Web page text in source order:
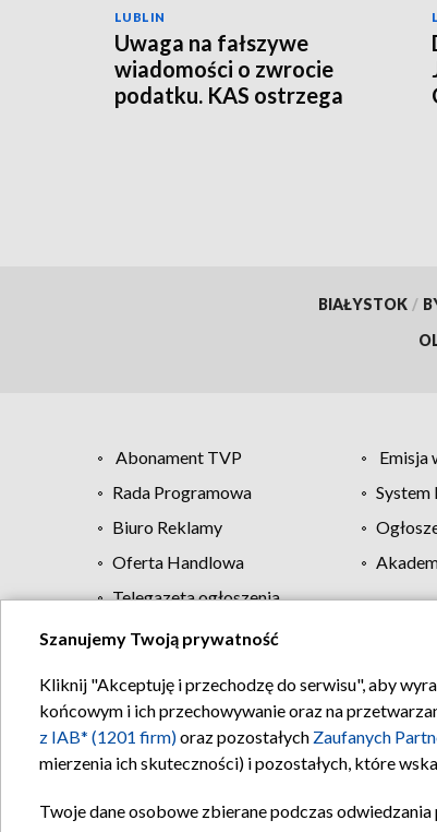
LUBLIN
Uwaga na fałszywe
wiadomości o zwrocie
podatku. KAS ostrzega
BIAŁYSTOK /
Abonament TVP Emisja
Rada Programowa
System
Biuro Reklamy
Oferta Handlowa
Telegazeta ogłoszenia
Regulamin
Szanujemy Twoją prywatność
Kliknij "Akceptuję i przechodzę do serwisu", aby
końcowym i ich przechowywanie oraz na
z IAB* (1201 firm)oraz pozostałych Zaufanych
mierzenia ich skuteczności) i pozostałych, które
Twoje dane osobowe zbierane podczas